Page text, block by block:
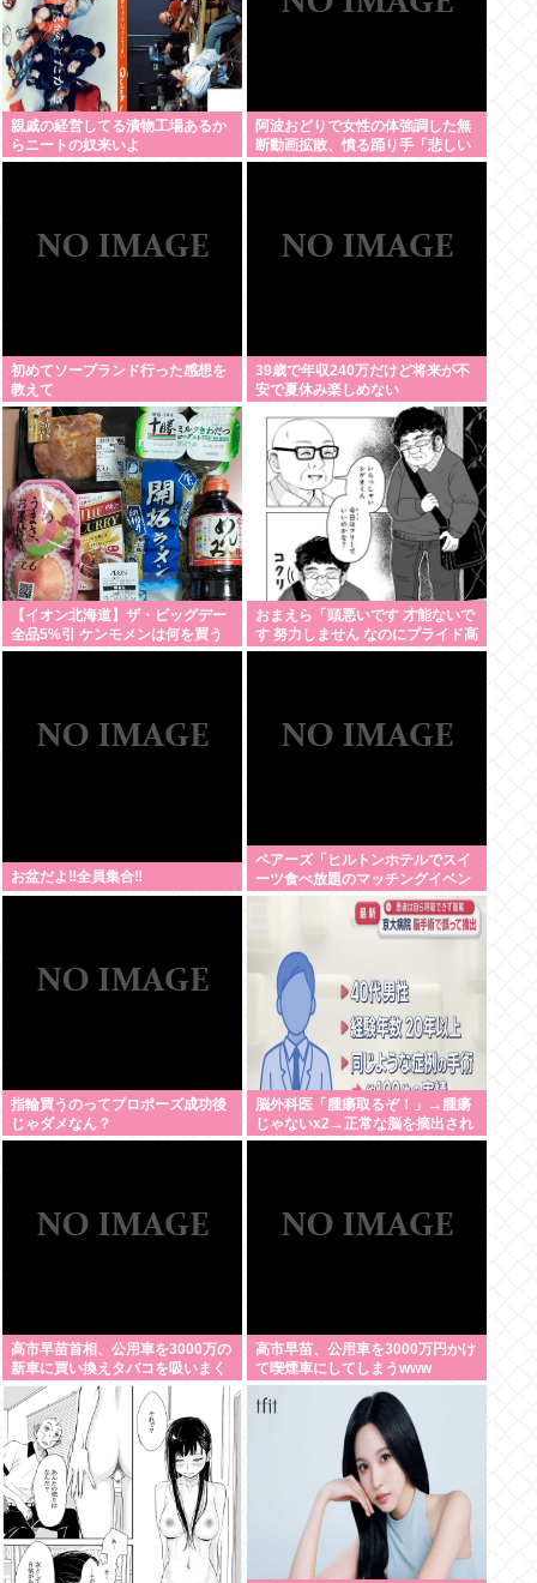
親戚の経営してる漬物工場あるか
らニートの奴来いよ
阿波おどりで女性の体強調した無
断動画拡散、憤る踊り手「悲しい
し気持ち悪い」…悪質なケースは
初めてソープランド行った感想を
教えて
39歳で年収240万だけど将来が不
安で夏休み楽しめない
【イオン北海道】ザ・ビッグデー
全品5%引 ケンモメンは何を買う
の？
おまえら「頭悪いです 才能ないで
す 努力しません なのにプライド高
いです ネットに偉そうな事書きま
お盆だよ‼全員集合‼
ペアーズ「ヒルトンホテルでスイ
ーツ食べ放題のマッチングイベン
トやるぞ。女2500円男7000円
な」→女だけ埋まるwww
指輪買うのってプロポーズ成功後
じゃダメなん？
脳外科医「腫瘍取るぞ！」→腫瘍
じゃないx2→正常な脳を摘出され
意識はあるのに植物人間に
高市早苗首相、公用車を3000万の
新車に買い換えタバコを吸いまく
っていた
高市早苗、公用車を3000万円かけ
て喫煙車にしてしまうwww